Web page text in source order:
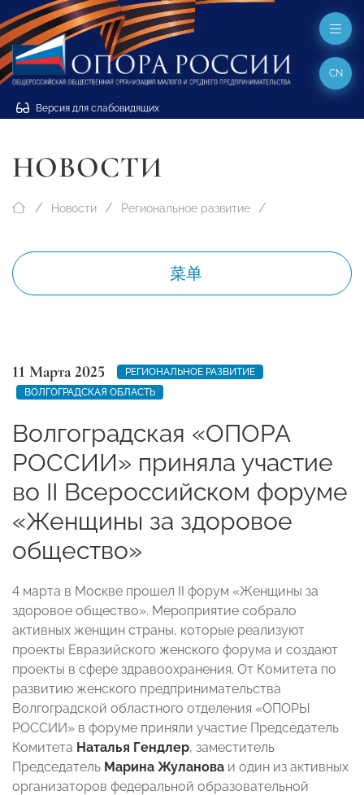
Версия для слабовидящих
CN
НОВОСТИ
Новости Региональное развитие
菜单
11 Марта 2025
РЕГИОНАЛЬНОЕ РАЗВИТИЕ
ВОЛГОГРАДСКАЯ ОБЛАСТЬ
Волгоградская «ОПОРА
РОССИИ» приняла участие
во II Всероссийском форуме
«Женщины за здоровое
общество»
4 марта в Москве прошел II форум «Женщины за
здоровое общество». Мероприятие собрало
активных женщин страны, которые реализуют
проекты Евразийского женского форума и создают
проекты в сфере здравоохранения. От Комитета по
развитию женского предпринимательства
Волгоградской областного отделения «ОПОРЫ
РОССИИ» в форуме приняли участие Председатель
Комитета Наталья Гендлер, заместитель
Председатель Марина Жуланова и один из активных
организаторов федеральной образовательной